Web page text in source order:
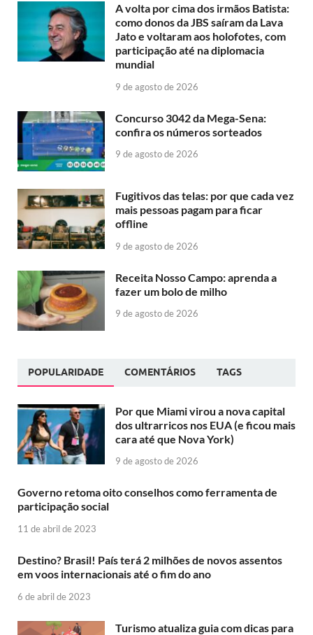
A volta por cima dos irmãos Batista:
como donos da JBS saíram da Lava
Jato e voltaram aos holofotes, com
participação até na diplomacia
mundial
9 de agosto de 2026
Concurso 3042 da Mega-Sena:
confira os números sorteados
9 de agosto de 2026
Fugitivos das telas: por que cada vez
mais pessoas pagam para ficar
offline
9 de agosto de 2026
Receita Nosso Campo: aprenda a
fazer um bolo de milho
9 de agosto de 2026
POPULARIDADE COMENTÁRIOS TAGS
Por que Miami virou a nova capital
dos ultrarricos nos EUA (e ficou mais
cara até que Nova York)
9 de agosto de 2026
Governo retoma oito conselhos como ferramenta de
participação social
11 de abril de 2023
Destino? Brasil! País terá 2 milhões de novos assentos
em voos internacionais até o fim do ano
6 de abril de 2023
Turismo atualiza guia com dicas para